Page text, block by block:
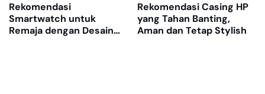
Rekomendasi
Smartwatch untuk
Remaja dengan Desain
Rekomendasi Casing HP
yang Tahan Banting,
Aman dan Tetap Stylish